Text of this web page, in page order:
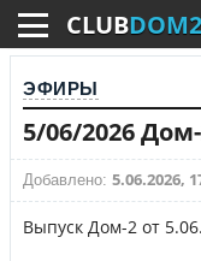
CLUBDOM2
ЭФИРЫ
5/06/2026
Добавлено: 5.06.2026,
Выпуск Дом-2 от